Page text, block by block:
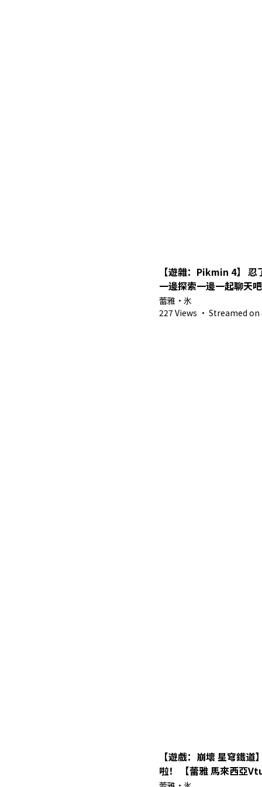
【遊雜：Pikmin 4】
一邊探索一邊一起聊天
Vtuber】
蕾雅・氷
227 Views · Streamed on
【遊戲：崩壞 星穹鐵
啦！ 【蕾雅 馬來西亞